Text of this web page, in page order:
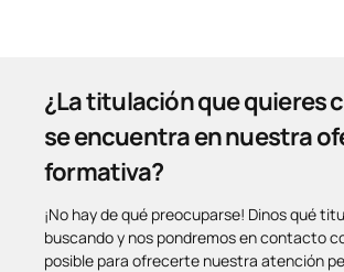
¿La titulación que quieres
se encuentra en nuestra
formativa?
¡No hay de qué preocuparse! Dinos qué
buscando y nos pondremos en contacto
posible para ofrecerte nuestra atención